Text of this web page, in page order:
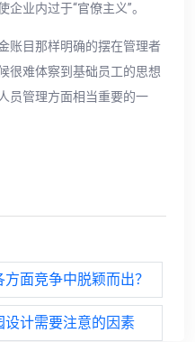
业内过于“官僚主义”。
账目那样明确的摆在管理者
很难体察到基础员工的思想
员管理方面相当重要的一
面竞争中脱颖而出？
设计需要注意的因素